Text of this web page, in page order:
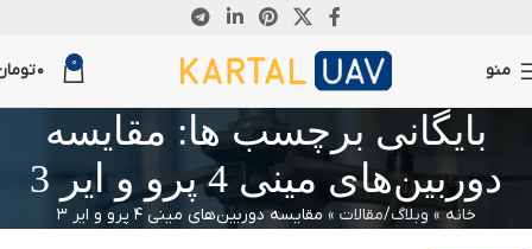
منو 0
0
بایگانی برچسب ها: مقایسه
دوربین‌های مینی 4 پرو و ایر 3
خانه» وبلاگ/مقالات » مقایسه دوربین‌های مینی 4 پرو و ایر 3
آگوست